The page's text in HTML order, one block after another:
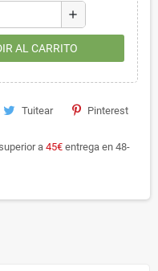
add
AL CARRITO
Tuitear Pinterest
a 45€ entrega en 48-